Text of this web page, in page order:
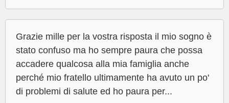
Grazie mille per la vostra risposta il mio sogno è
stato confuso ma ho sempre paura che possa
accadere qualcosa alla mia famiglia anche
perché mio fratello ultimamente ha avuto un po'
di problemi di salute ed ho paura per...